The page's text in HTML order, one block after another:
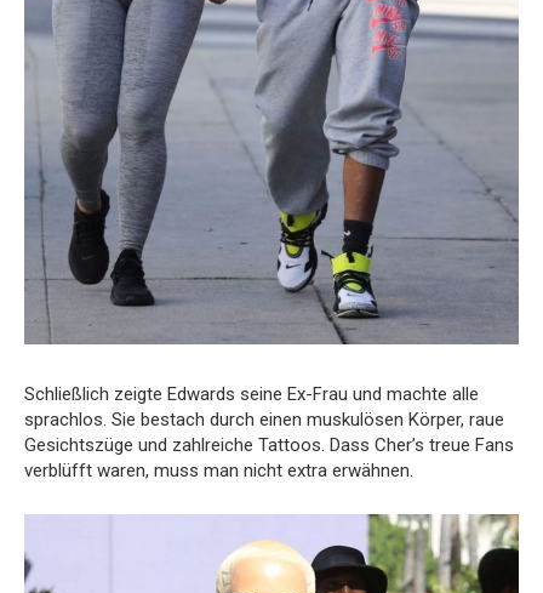
Schließlich zeigte Edwards seine Ex-Frau und machte alle
sprachlos. Sie bestach durch einen muskulösen Körper, raue
Gesichtszüge und zahlreiche Tattoos. Dass Cher’s treue Fans
verblüfft waren, muss man nicht extra erwähnen.